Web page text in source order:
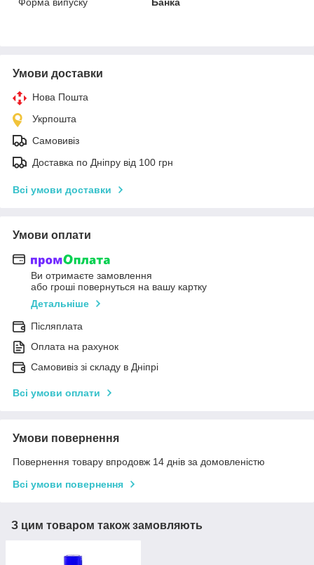
Умови доставки
Нова Пошта
Укрпошта
Самовивіз
Доставка по Дніпру від 100 грн
Всі умови доставки
Умови оплати
Ви отримаєте замовлення
або гроші повернуться на вашу картку
Детальніше
Післяплата
Оплата на рахунок
Самовивіз зі складу в Дніпрі
Всі умови оплати
Умови повернення
Повернення товару впродовж 14 днів за домовленістю
Всі умови повернення
З цим товаром також замовляють